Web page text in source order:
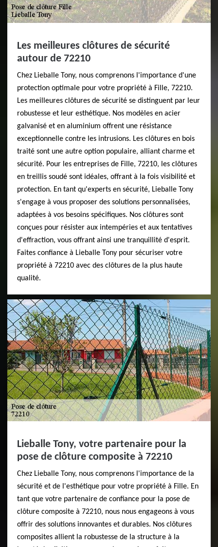
Les meilleures clôtures de sécurité
autour de 72210
Chez Lieballe Tony, nous comprenons l'importance d'une
protection optimale pour votre propriété à Fille, 72210.
Les meilleures clôtures de sécurité se distinguent par leur
robustesse et leur esthétique. Nos modèles en acier
galvanisé et en aluminium offrent une résistance
exceptionnelle contre les intrusions. Les clôtures en bois
traité sont une autre option populaire, alliant charme et
sécurité. Pour les entreprises de Fille, 72210, les clôtures
en treillis soudé sont idéales, offrant à la fois visibilité et
protection. En tant qu'experts en sécurité, Lieballe Tony
s'engage à vous proposer des solutions personnalisées,
adaptées à vos besoins spécifiques. Nos clôtures sont
conçues pour résister aux intempéries et aux tentatives
d'effraction, vous offrant ainsi une tranquillité d'esprit.
Faites confiance à Lieballe Tony pour sécuriser votre
propriété à 72210 avec des clôtures de la plus haute
qualité.
Lieballe Tony, votre partenaire pour la
pose de clôture composite à 72210
Chez Lieballe Tony, nous comprenons l'importance de la
sécurité et de l'esthétique pour votre propriété à Fille. En
tant que votre partenaire de confiance pour la pose de
clôture composite à 72210, nous nous engageons à vous
offrir des solutions innovantes et durables. Nos clôtures
composites allient la robustesse de la structure à la